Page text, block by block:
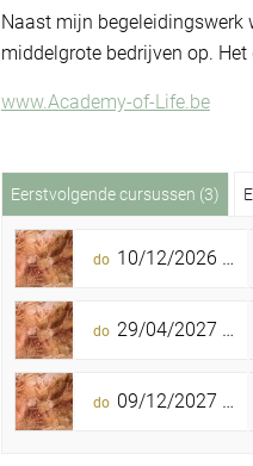
Naast mijn begeleidingswerk
middelgrote bedrijven op.
www.Academy-of-Life.be
Eerstvolgende cursussen (3)
do 10/12/2026 -
do 29/04/2027 -
do 09/12/2027 -